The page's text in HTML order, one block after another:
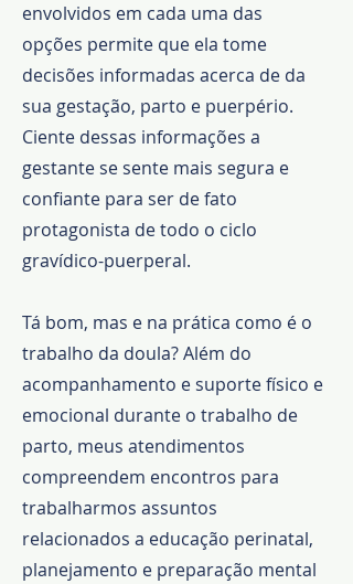
envolvidos em cada uma das
opções permite que ela tome
decisões informadas acerca de da
sua gestação, parto e puerpério.
Ciente dessas informações a
gestante se sente mais segura e
confiante para ser de fato
protagonista de todo o ciclo
gravídico-puerperal.
Tá bom, mas e na prática como é o
trabalho da doula? Além do
acompanhamento e suporte físico e
emocional durante o trabalho de
parto, meus atendimentos
compreendem encontros para
trabalharmos assuntos
relacionados a educação perinatal,
planejamento e preparação mental